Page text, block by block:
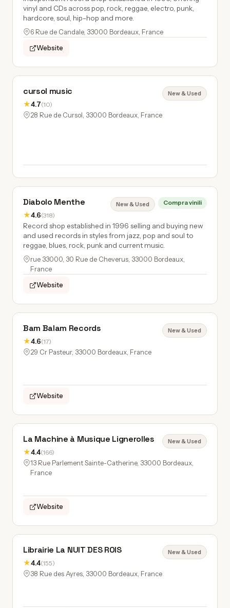
vinyl and CDs across pop, rock, reggae, electro, punk,
hardcore, soul, hip-hop and more.
6 Rue de Candale, 33000 Bordeaux, France
Website
cursol music
★4.7(10)
New & Used
28 Rue de Cursol, 33000 Bordeaux, France
Diabolo Menthe
★4.6(318)
New & Used Compra vinili
Record shop established in 1996 selling and buying new
and used records in styles from jazz, pop and soul to
reggae, blues, rock, punk and current music.
rue 33000, 30 Rue de Cheverus, 33000 Bordeaux,
France
Website
Bam Balam Records
★4.6(17)
New & Used
29 Cr Pasteur, 33000 Bordeaux, France
Website
La Machine à Musique Lignerolles
★4.4(166)
New & Used
13 Rue Parlement Sainte-Catherine, 33000 Bordeaux,
France
Website
Librairie La NUIT DES ROIS
★4.4(155)
New & Used
38 Rue des Ayres, 33000 Bordeaux, France